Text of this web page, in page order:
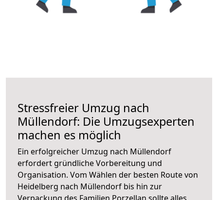
Stressfreier Umzug nach
Müllendorf: Die Umzugsexperten
machen es möglich
Ein erfolgreicher Umzug nach Müllendorf
erfordert gründliche Vorbereitung und
Organisation. Vom Wählen der besten Route von
Heidelberg nach Müllendorf bis hin zur